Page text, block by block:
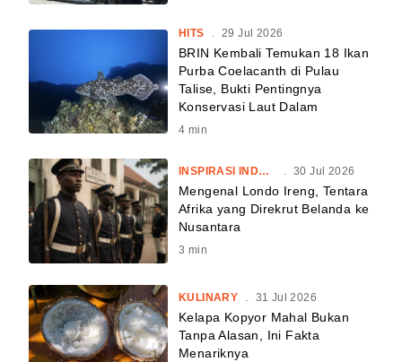
HITS . 29 Jul 2026
BRIN Kembali Temukan 18 Ikan
Purba Coelacanth di Pulau
Talise, Bukti Pentingnya
Konservasi Laut Dalam
4 min
INSPIRASI INDONESIA . 30 Jul 2026
Mengenal Londo Ireng, Tentara
Afrika yang Direkrut Belanda ke
Nusantara
3 min
KULINARY 31 Jul 2026
Kelapa Kopyor Mahal Bukan
Tanpa Alasan, Ini Fakta
Menariknya